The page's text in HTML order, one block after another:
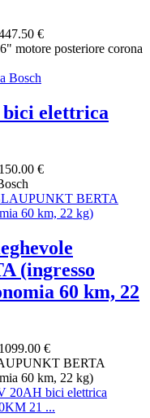
€
motore posteriore corona
elettrica
150.00 €
(ingresso
60 km, 22
1099.00 €
BERTA
60 km, 22 kg)